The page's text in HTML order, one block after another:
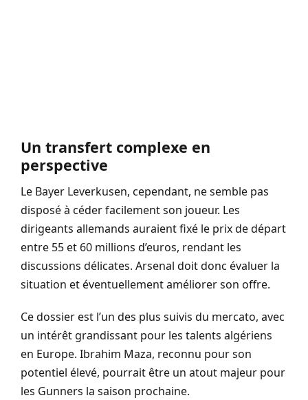
Un transfert complexe en
perspective
Le Bayer Leverkusen, cependant, ne semble pas
disposé à céder facilement son joueur. Les
dirigeants allemands auraient fixé le prix de départ
entre 55 et 60 millions d’euros, rendant les
discussions délicates. Arsenal doit donc évaluer la
situation et éventuellement améliorer son offre.
Ce dossier est l’un des plus suivis du mercato, avec
un intérêt grandissant pour les talents algériens
en Europe. Ibrahim Maza, reconnu pour son
potentiel élevé, pourrait être un atout majeur pour
les Gunners la saison prochaine.